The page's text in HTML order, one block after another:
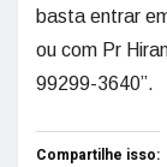
basta entrar
ou com Pr
99299-3640”.
Compartilhe isso: